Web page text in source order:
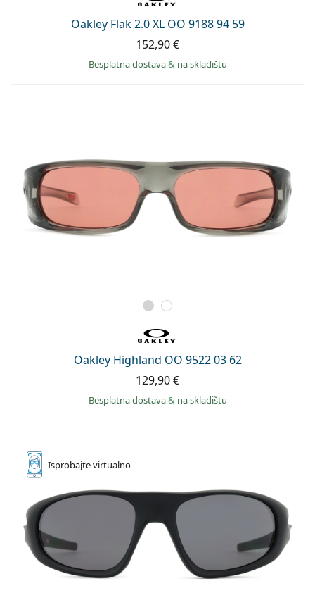
Oakley Flak 2.0 XL OO 9188 94 59
152,90 €
Besplatna dostava& na skladištu
Oakley Highland OO 9522 03 62
129,90 €
Besplatna dostava& na skladištu
Isprobajtevirtualno